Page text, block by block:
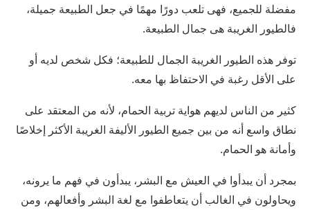
مفضلة للجميع، فهى تلعب دورًا مهمًا في جعل الطبيعة جميلة،
فالطيور الغريبة هى جمال الطبيعة.
توفر هذه الطيور الغريبة الجمال للطبيعة؛ فكل شخص لديه أو
على الأقل رغبة في الاحتفاظ بها معه.
كثير من الناس لديهم هواية تربية الحمام، لأنه من المعتقد على
نطاق واسع أنه من بين جميع الطيور الأليفة الغريبة الأكثر إخلاصًا
وأمانة هو الحمام.
بمجرد أن يبدأوا في العيش مع البشر، يبدأون في فهم ما يرونه،
ويحاولون في الغالب أن يتعاطفوا مع لغة البشر وأفعالهم، ومن